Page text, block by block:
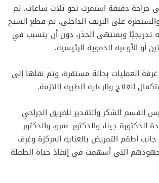
جراحة دقيقة استمرت نحو ثلاث ساعات، تم
على النزيف الداخلي، ثم قطع السيخ
تدريجيًا وبمنتهى الحذر، دون أن يتسبب في
أو الأوعية الدموية الرئيسية.
العمليات بحالة مستقرة، وتم نقلها إلى
العلاج والرعاية الطبية اللازمة.
القسم الشكر والتقدير للفريق الجراحي
الدكتورة جينا، والدكتور عمرو، والدكتور
أطقم التمريض بالعناية المركزة وغرف
التي أسهمت في إنقاذ حياة الطفلة